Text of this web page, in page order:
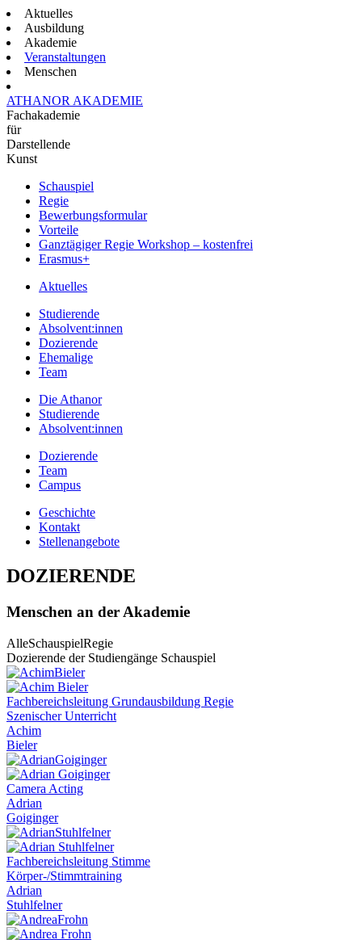
Aktuelles
Ausbildung
Akademie
Veranstaltungen
Menschen
ATHANOR AKADEMIE
Fachakademie
für
Darstellende
Kunst
Schauspiel
Regie
Bewerbungsformular
Vorteile
Ganztägiger Regie Workshop – kostenfrei
Erasmus+
Aktuelles
Studierende
Absolvent:innen
Dozierende
Ehemalige
Team
Die Athanor
Studierende
Absolvent:innen
Dozierende
Team
Campus
Geschichte
Kontakt
Stellenangebote
DOZIERENDE
Menschen an der Akademie
AlleSchauspielRegie
Dozierende der Studiengänge Schauspiel
Fachbereichsleitung Grundausbildung Regie
Szenischer Unterricht
Achim
Bieler
Camera Acting
Adrian
Goiginger
Fachbereichsleitung Stimme
Körper-/Stimmtraining
Adrian
Stuhlfelner